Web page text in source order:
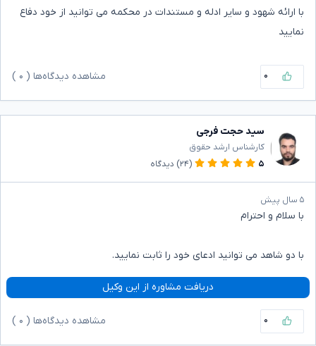
با ارائه شهود و سایر ادله و مستندات در محکمه می توانید از خود دفاع
نمایید
۰ مشاهده دیدگاه‌ها ( ۰
سید حجت فرجی
کارشناس ارشد حقوق
۵
(۲۴) دیدگاه
۵ سال پیش
با سلام و احترام
با دو شاهد می توانید ادعای خود را ثابت نمایید.
دریافت مشاوره از این وکیل
۰ مشاهده دیدگاه‌ها ( ۰